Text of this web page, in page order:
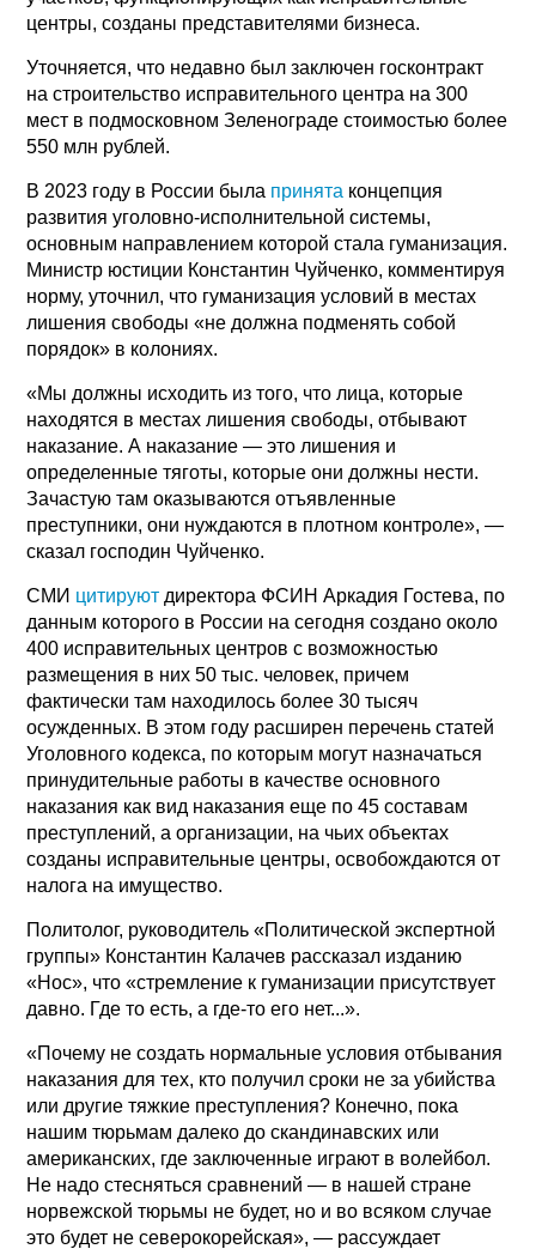
центры, созданы представителями бизнеса.
Уточняется, что недавно был заключен госконтракт
на строительство исправительного центра на 300
мест в подмосковном Зеленограде стоимостью более
550 млн рублей.
В 2023 году в России была принята концепция
развития уголовно-исполнительной системы,
основным направлением которой стала гуманизация.
Министр юстиции Константин Чуйченко, комментируя
норму, уточнил, что гуманизация условий в местах
лишения свободы «не должна подменять собой
порядок» в колониях.
«Мы должны исходить из того, что лица, которые
находятся в местах лишения свободы, отбывают
наказание. А наказание — это лишения и
определенные тяготы, которые они должны нести.
Зачастую там оказываются отъявленные
преступники, они нуждаются в плотном контроле», —
сказал господин Чуйченко.
СМИ цитируют директора ФСИН Аркадия Гостева, по
данным которого в России на сегодня создано около
400 исправительных центров с возможностью
размещения в них 50 тыс. человек, причем
фактически там находилось более 30 тысяч
осужденных. В этом году расширен перечень статей
Уголовного кодекса, по которым могут назначаться
принудительные работы в качестве основного
наказания как вид наказания еще по 45 составам
преступлений, а организации, на чьих объектах
созданы исправительные центры, освобождаются от
налога на имущество.
Политолог, руководитель «Политической экспертной
группы» Константин Калачев рассказал изданию
«Нос», что «стремление к гуманизации присутствует
давно. Где то есть, а где-то его нет...».
«Почему не создать нормальные условия отбывания
наказания для тех, кто получил сроки не за убийства
или другие тяжкие преступления? Конечно, пока
нашим тюрьмам далеко до скандинавских или
американских, где заключенные играют в волейбол.
Не надо стесняться сравнений — в нашей стране
норвежской тюрьмы не будет, но и во всяком случае
это будет не северокорейская», — рассуждает